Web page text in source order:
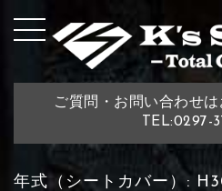
ご質問・お問い合わせ
TEL:0297-
年式（シートカバー）: